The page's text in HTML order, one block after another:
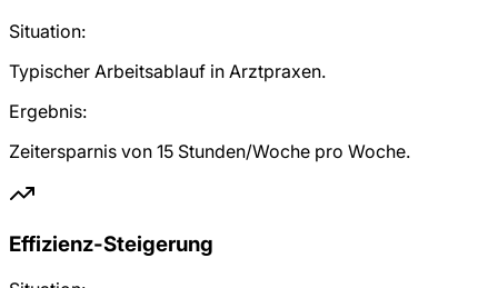
Situation:
Typischer Arbeitsablauf in Arztpraxen.
Ergebnis:
Zeitersparnis von 15 Stunden/Woche pro Woche.
Effizienz-Steigerung